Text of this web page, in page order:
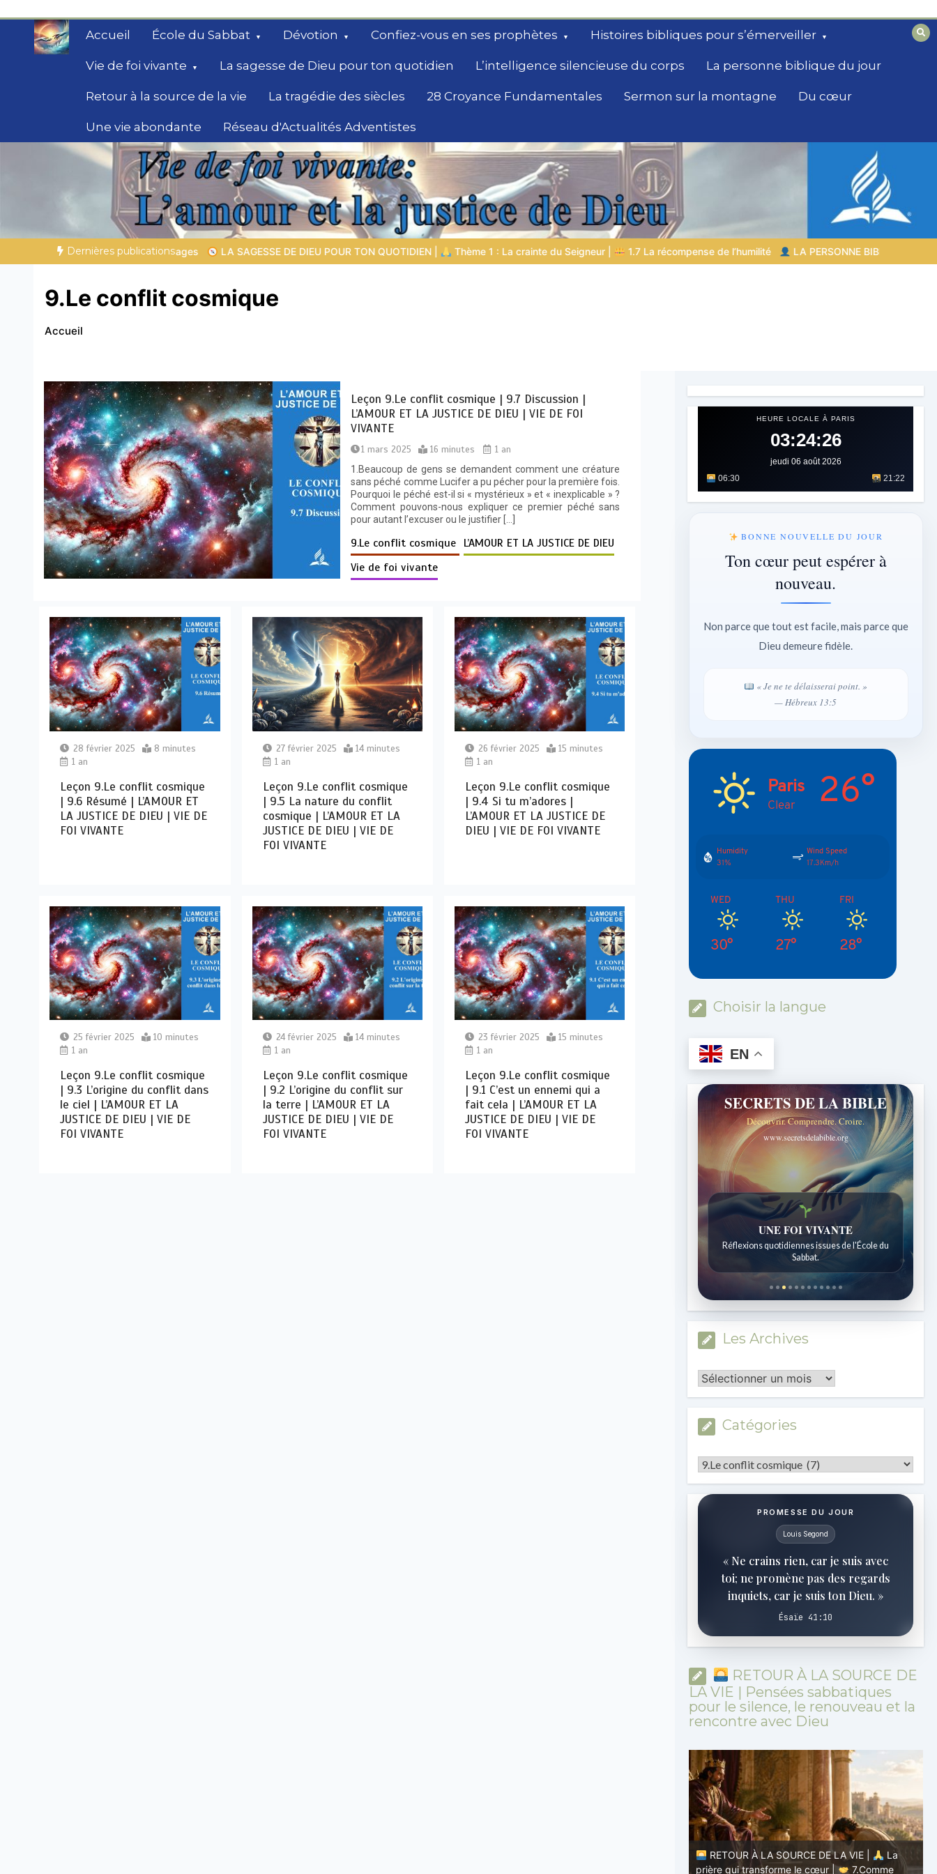
contenu
Accueil École du Sabbat Dévotion Confiez-vous en ses prophètes Histoires bibliques pour s’émerveiller
Vie de foi vivante La sagesse de Dieu pour ton quotidien L’intelligence silencieuse du corps La personne biblique du jour
Retour à la source de la vie La tragédie des siècles 28 Croyance Fundamentales Sermon sur la montagne Du cœur
Une vie abondante Réseau d'Actualités Adventistes
Secrets de la Bible
Des éclairages bibliques pour ceux qui cherchent un
Dernières publications
LA SAGESSE DE DIEU POUR TON QUOTIDIEN | Thème 1 : La crainte du Seigneur | 1.7 La récompense de l’humilité LA PERSONNE BIBLIQUE DU JOUR | 04.08.2026 |
9.Le conflit cosmique
Accueil
Leçon 9.Le conflit cosmique | 9.7 Discussion |
L’AMOUR ET LA JUSTICE DE DIEU | VIE DE FOI
VIVANTE
1 mars 2025 16 minutes
1 an
1.Beaucoup de gens se demandent comment une créature
sans péché comme Lucifer a pu pécher pour la première fois.
Pourquoi le péché est-il si « mystérieux » et « inexplicable » ?
Comment pouvons-nous expliquer ce premier péché sans
pour autant l’excuser ou le justifier […]
9.Le conflit cosmique L’AMOUR ET LA JUSTICE DE DIEU
Vie de foi vivante
28 février 2025
8 minutes
1 an
Leçon 9.Le conflit cosmique
| 9.6 Résumé | L’AMOUR ET
LA JUSTICE DE DIEU | VIE DE
FOI VIVANTE
27 février 2025
14 minutes
1 an
Leçon 9.Le conflit cosmique
| 9.5 La nature du conflit
cosmique | L’AMOUR ET LA
JUSTICE DE DIEU | VIE DE
FOI VIVANTE
26 février 2025
15 minutes
1 an
Leçon 9.Le conflit cosmique
| 9.4 Si tu m’adores |
L’AMOUR ET LA JUSTICE DE
DIEU | VIE DE FOI VIVANTE
25 février 2025
10 minutes
1 an
Leçon 9.Le conflit cosmique
| 9.3 L’origine du conflit dans
le ciel | L’AMOUR ET LA
JUSTICE DE DIEU | VIE DE
FOI VIVANTE
24 février 2025
14 minutes
1 an
Leçon 9.Le conflit cosmique
| 9.2 L’origine du conflit sur
la terre | L’AMOUR ET LA
JUSTICE DE DIEU | VIE DE
FOI VIVANTE
23 février 2025
15 minutes
1 an
Leçon 9.Le conflit cosmique
| 9.1 C’est un ennemi qui a
fait cela | L’AMOUR ET LA
JUSTICE DE DIEU | VIE DE
FOI VIVANTE
HEURE LOCALE À PARIS
03:24:27
jeudi 06 août 2026
06:30
21:22
BONNE NOUVELLE DU JOUR
Ton cœur peut espérer à
nouveau.
Non parce que tout est facile, mais parce que
Dieu demeure fidèle.
« Je ne te délaisserai point. »
— Hébreux 13:5
Paris
Clear 26°
Humidity
31%
Wind Speed
17.3Km/h
WED
30°
THU
27°
FRI
28°
Choisir la langue
EN
SECRETS DE LA BIBLE
Découvrir. Comprendre. Croire.
www.secretsdelabible.org
UNE FOI VIVANTE
Réflexions quotidiennes issues de l'École du
Sabbat.
Les Archives
Les
Archives
Catégories
Catégories
PROMESSE DU JOUR
Louis Segond
« Ne crains rien, car je suis avec
toi; ne promène pas des regards
inquiets, car je suis ton Dieu. »
Ésaïe 41:10
RETOUR À LA SOURCE DE
LA VIE | Pensées sabbatiques
pour le silence, le renouveau et la
rencontre avec Dieu
RETOUR À LA SOURCE DE LA VIE |
La
prière qui transforme le cœur |
7.Comme